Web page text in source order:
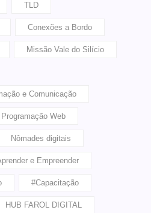
TLD
Conexões a Bordo
Missão Vale do Silício
e Comunicação
Programação Web
Nômades digitais
e Empreender
#Capacitação
HUB FAROL DIGITAL